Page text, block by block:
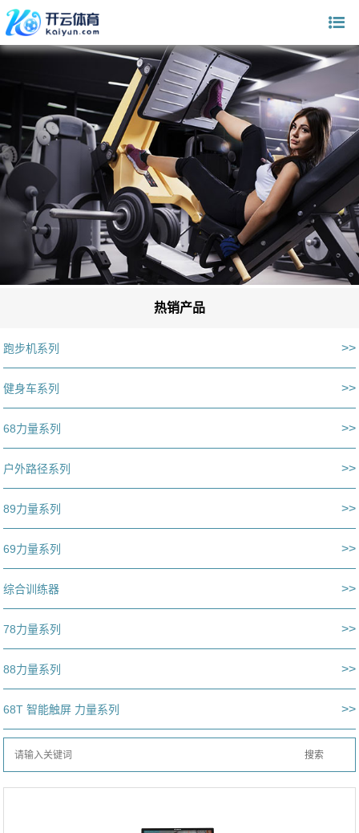
热销产品
跑步机系列 >>
健身车系列 >>
68力量系列 >>
户外路径系列 >>
89力量系列 >>
69力量系列 >>
综合训练器 >>
78力量系列 >>
88力量系列 >>
68T 智能触屏 力量系列 >>